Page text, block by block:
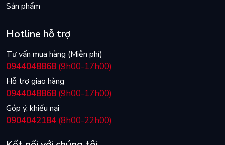
Sản phẩm
Hotline hỗ trợ
Tư vấn mua hàng (Miễn phí)
0944048868 (9h00-17h00)
Hỗ trợ giao hàng
0944048868 (9h00-17h00)
Góp ý, khiếu nại
0904042184 (8h00-22h00)